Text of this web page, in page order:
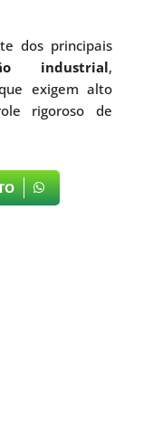
dos principais
industrial,
exigem alto
rigoroso de